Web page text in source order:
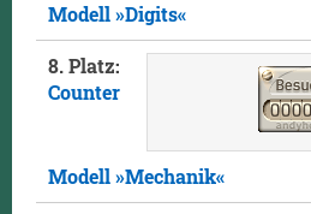
Modell »Digits«
8. Platz:
Counter
Modell »Mechanik«